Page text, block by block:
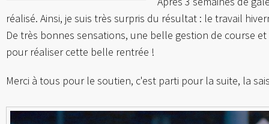
réalisé. Ainsi, je suis très surpris du résultat : le travail
De très bonnes sensations, une belle gestion de course
pour réaliser cette belle rentrée !
Merci à tous pour le soutien, c'est parti pour la suite, la